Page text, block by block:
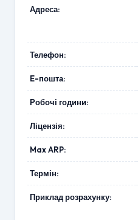
Адреса:
Телефон:
E-пошта:
Робочі години:
Ліцензія:
Max ARP:
Термін:
Приклад розрахунку: